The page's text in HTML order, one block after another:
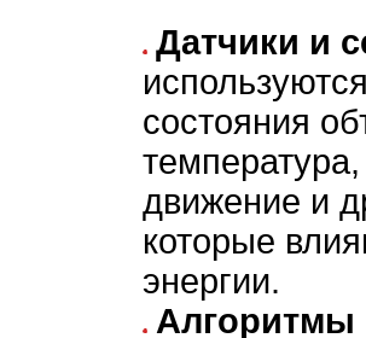
Датчики и
состояния
движение и
которые
энергии.
Алгоритмы